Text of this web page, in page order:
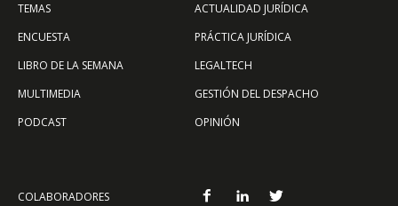
TEMAS
ENCUESTA
LIBRO DE LA SEMANA
MULTIMEDIA
PODCAST
ACTUALIDAD JURÍDICA
PRÁCTICA JURÍDICA
LEGALTECH
GESTIÓN DEL DESPACHO
OPINIÓN
COLABORADORES